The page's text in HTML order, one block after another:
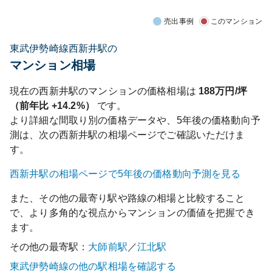
売出事例 このマンション
東武伊勢崎線西新井駅の
マンション相場
現在の西新井駅のマンションの価格相場は 188万円/坪
（前年比 +14.2%）
です。
より詳細な間取り別の価格データや、5年後の価格動向予
測は、次の西新井駅の相場ページでご確認いただけま
す。
西新井駅の相場ページで5年後の価格動向予測を見る
また、その他の最寄り駅や路線の相場と比較すること
で、より多角的な視点からマンションの価値を把握でき
ます。
その他の最寄駅： 大師前駅 ／江北駅
東武伊勢崎線の他の駅相場を確認する